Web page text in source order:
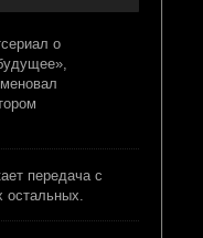
о
передача с
остальных.